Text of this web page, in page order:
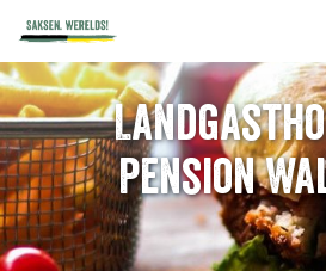
Pension